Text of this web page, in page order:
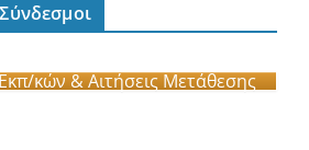
κών & Αιτήσεις Μετάθεσης